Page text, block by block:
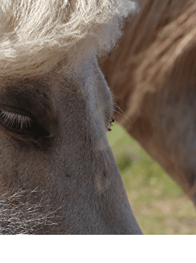
Menu
<
>
Intervenants
Cavalerie
?>
Images de la page d'accueil
Cliquez pour éditer